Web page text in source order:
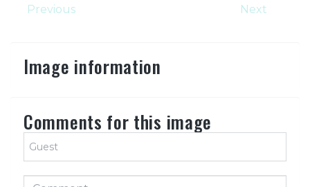
Previous Next
Image information
Comments for this image